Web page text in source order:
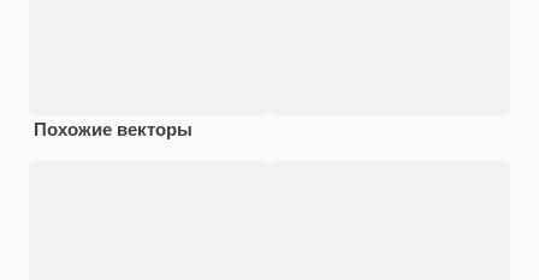
Похожие векторы